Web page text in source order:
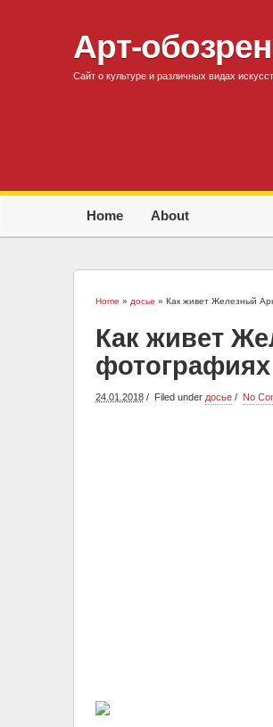
Арт-
Сайт о культуре и различных видах
Home About
Home » досье » Как живет Железный
Как живет
фотографиях
24.01.2018 Filed under досье No